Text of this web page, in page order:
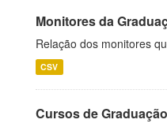
Monitores da
Relação dos monitores
CSV
Cursos de Graduação